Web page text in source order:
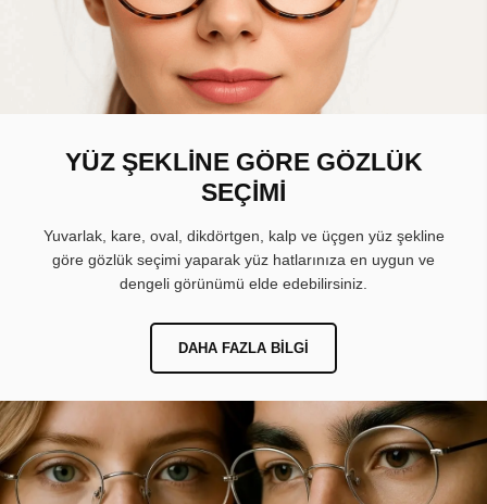
YÜZ ŞEKLİNE GÖRE GÖZLÜK
SEÇİMİ
Yuvarlak, kare, oval, dikdörtgen, kalp ve üçgen yüz şekline
göre gözlük seçimi yaparak yüz hatlarınıza en uygun ve
dengeli görünümü elde edebilirsiniz.
DAHA FAZLA BILGI